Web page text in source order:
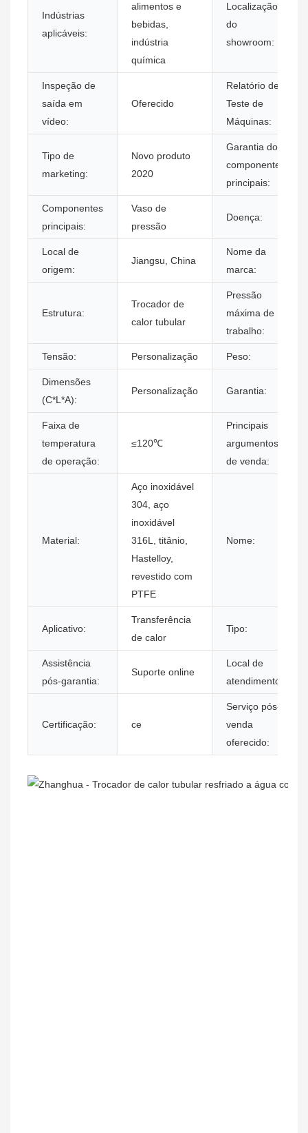
Indústrias
aplicáveis:
alimentos e
bebidas,
indústria
química
Localização
do
showroom:
Inspeção de
saída em
vídeo:
Oferecido
Relatório de
Teste de
Máquinas:
Tipo de
marketing:
Novo produto
2020
Garantia dos
componentes
principais:
Componentes
principais:
Vaso de
pressão
Doença:
Local de
origem:
Jiangsu, China
Nome da
marca:
Estrutura:
Trocador de
calor tubular
Pressão
máxima de
trabalho:
Tensão: Personalização Peso:
Dimensões
(C*L*A):
Personalização Garantia:
Faixa de
temperatura
de operação:
≤120℃
Principais
argumentos
de venda:
Material:
Aço inoxidável
304, aço
inoxidável
316L, titânio,
Hastelloy,
revestido com
PTFE
Nome:
Aplicativo:
Transferência
de calor
Tipo:
Assistência
pós-garantia:
Suporte online
Local de
atendimento:
Certificação: ce
Serviço pós-
venda
oferecido: